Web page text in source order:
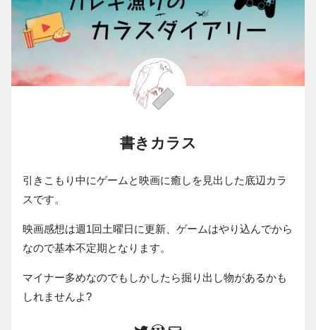
書きカラス
引きこもり中にゲームと映画に癒しを見出した底辺カラ
スです。
映画感想は週1回土曜日に更新、ゲームはやり込んでから
なので基本不定期となります。
マイナー多めなのでもしかしたら掘り出し物があるかも
しれませんよ?